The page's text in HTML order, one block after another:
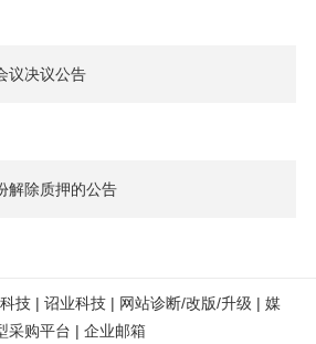
议决议公告
解除质押的公告
技 | 诏业科技 | 网站诊断/改版/升级 | 媒
采购平台 | 企业邮箱